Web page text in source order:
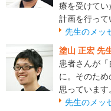
療を受けて
計画を行って
先生のメッ
塗山 正宏 先
患者さんが
に。そのた
思っています
先生のメッ